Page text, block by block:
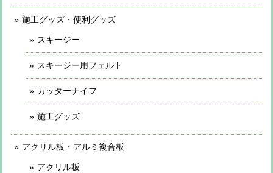
施工グッズ・便利グッズ
スキージー
スキージー用フェルト
カッターナイフ
施工グッズ
アクリル板・アルミ複合板
アクリル板